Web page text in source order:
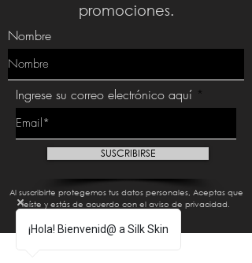
promociones.
Nombre
Ingrese su correo electrónico aquí
SUSCRIBIRSE
Al suscribirte protegemos tus datos personales, Aceptas que
leíste y estás de acuerdo con el aviso de privacidad.
¡Hola! Bienvenid@ a Silk Skin